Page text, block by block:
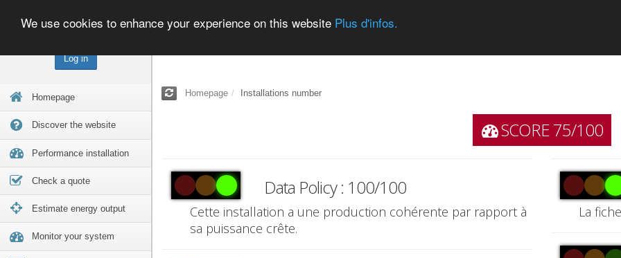
Log in
Homepage
Discover the website
Performance installation
Check a quote
Estimate energy output
Monitor your system
We use cookies to enhance your experience on this website Plus d'infos.
Homepage Installations number
SCORE 75/100
Data Policy : 100/100
Cette installation a une production cohérente par rapport à
sa puissance crête.
La